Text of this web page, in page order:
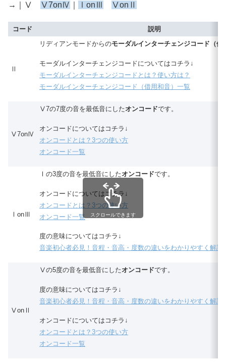
→｜Ⅴ
Ⅴ7onⅣ ⅠonⅢ ⅤonⅡ
コード 説明
Ⅱ
リディアンモードからのモーダルインターチェンジコード（借
モーダルインターチェンジコードについてはコチラ↓
モーダルインターチェンジコードとは？使い方は？
モーダルインターチェンジコード（借用和音）一覧
Ⅴ7onⅣ
Ⅴ7の7度の音を最低音にしたオンコードです。
オンコードについてはコチラ↓
オンコードとは？3つの使い方
オンコード一覧
ⅠonⅢ
Ⅰの3度の音を最低音にしたオンコードです。
オンコードについてはコチラ↓
オンコードとは？3つの使い方
オンコード一覧
度の意味についてはコチラ↓
音楽初心者必見！音程・音高・度数の違いをわかりやすく解説
ⅤonⅡ
Ⅴの5度の音を最低音にしたオンコードです。
度の意味についてはコチラ↓
音楽初心者必見！音程・音高・度数の違いをわかりやすく解説
オンコードについてはコチラ↓
オンコードとは？3つの使い方
オンコード一覧
スクロールできます